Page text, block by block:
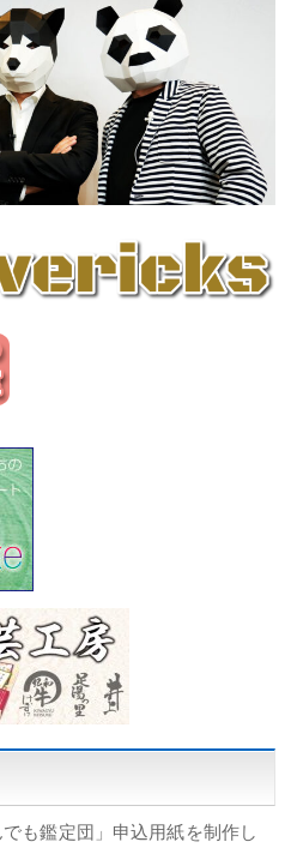
も鑑定団」申込用紙を制作し